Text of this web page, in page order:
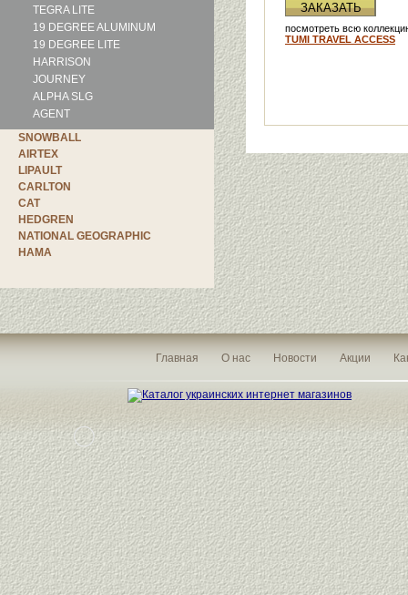
TEGRA LITE
19 DEGREE ALUMINUM
19 DEGREE LITE
HARRISON
JOURNEY
ALPHA SLG
AGENT
SNOWBALL
AIRTEX
LIPAULT
CARLTON
CAT
HEDGREN
NATIONAL GEOGRAPHIC
HAMA
ЗАКАЗАТЬ
посмотреть всю
TUMI TRAVEL ACCESS
Главная О нас Новости Акции